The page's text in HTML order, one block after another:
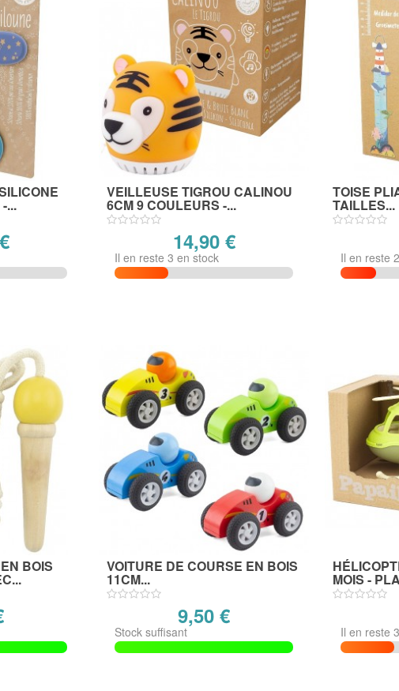
...
VEILLEUSE TIGROU CALINOU
6CM 9 COULEURS -...
14,90 €
Il en reste 3 en stock
TOISE
TAILLES...
Il en reste
BOIS VOITURE DE COURSE EN BOIS
11CM...
9,50 €
Stock suffisant
MOIS -
Il en reste